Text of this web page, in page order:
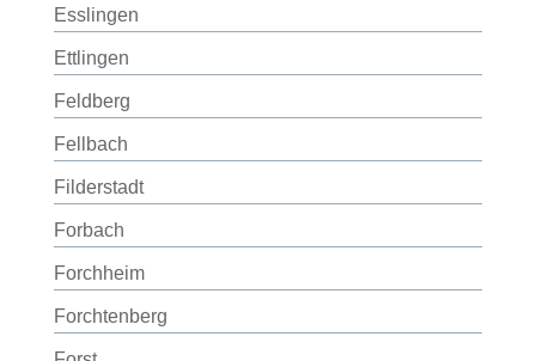
Esslingen
Ettlingen
Feldberg
Fellbach
Filderstadt
Forbach
Forchheim
Forchtenberg